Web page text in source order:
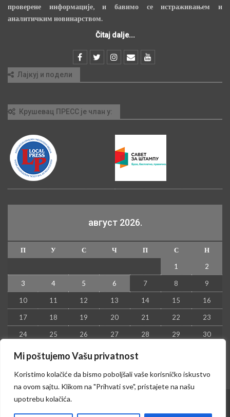
Mi poštujemo Vašu privatnost
Koristimo kolačiće da bismo poboljšali vaše korisničko iskustvo
na ovom sajtu. Klikom na "Prihvati sve", pristajete na našu
upotrebu kolačića.
проверене информације, и бавимо се истраживањем и
аналитичким новинарством.
Čitaj dalje...
Лајкуј и подели
Крушевац ПРЕСС је члан у:
август 2026.
П У С Ч П С
Н
1
2
3 4 5 6 7 8 9
10 11 12 13 14 15 16
17 18 19 20 21 22 23
24 25 26 27 28 29 30
31